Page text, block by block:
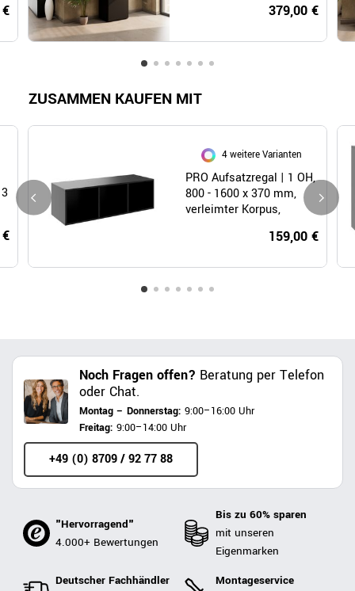
379,00 €
ZUSAMMEN KAUFEN MIT
4 weitere Varianten
PRO Aufsatzregal | 1 OH,
800 - 1600 x 370 mm,
verleimter Korpus,
159,00 €
Noch Fragen offen? Beratung per Telefon
oder Chat.
Montag – Donnerstag: 9:00–16:00 Uhr
Freitag: 9:00–14:00 Uhr
+49 (0) 8709 / 92 77 88
"Hervorragend"
4.000+ Bewertungen
Bis zu 60% sparen
mit unseren
Eigenmarken
Deutscher Fachhändler
Montageservice